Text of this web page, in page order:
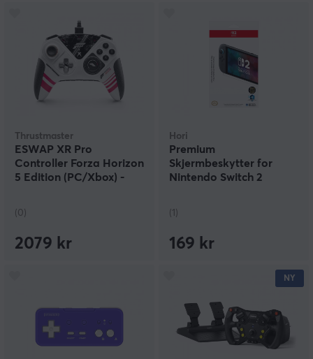
Thrustmaster
ESWAP XR Pro
Controller Forza Horizon
5 Edition (PC/Xbox) -
(0)
2079 kr
Hori
Premium
Skjermbeskytter for
Nintendo Switch 2
(1)
169 kr
NY